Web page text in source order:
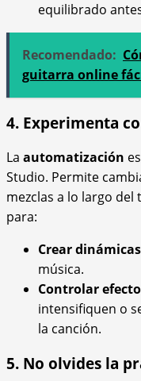
equilibrado
Recomendado:
guitarra online
4. Experimenta
La automatización
Studio. Permite
mezclas a lo largo
para:
Crear
música.
Controlar
intensifiquen o
la canción.
5. No olvides la